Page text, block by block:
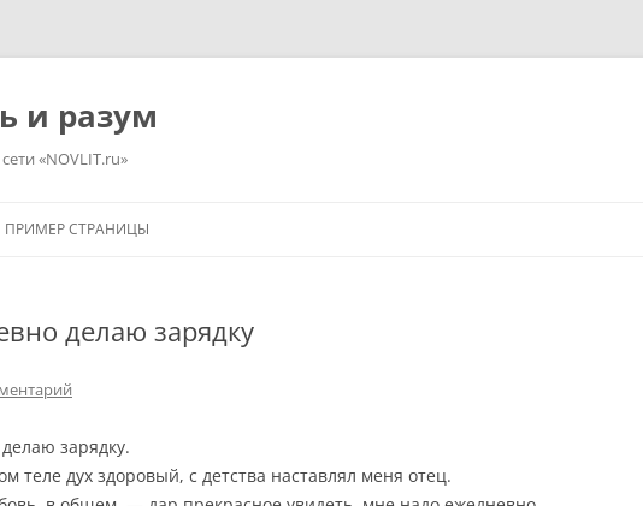
и разум
«NOVLIT.ru»
ПРИМЕР СТРАНИЦЫ
делаю зарядку
зарядку.
теле дух здоровый, с детства наставлял меня отец.